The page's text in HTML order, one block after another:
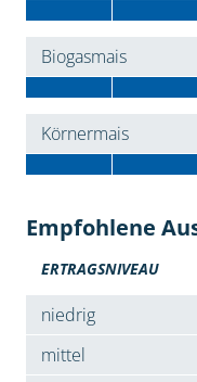
Biogasmais
Körnermais
Empfohlene
ERTRAGSNIVEAU
niedrig
mittel